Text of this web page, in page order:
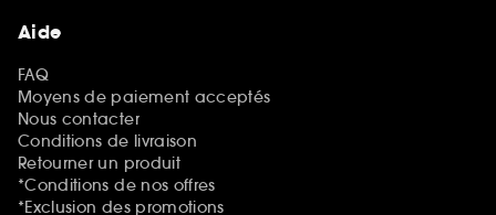
Aide
FAQ
Moyens de paiement acceptés
Nous contacter
Conditions de livraison
Retourner un produit
*Conditions de nos offres
*Exclusion des promotions